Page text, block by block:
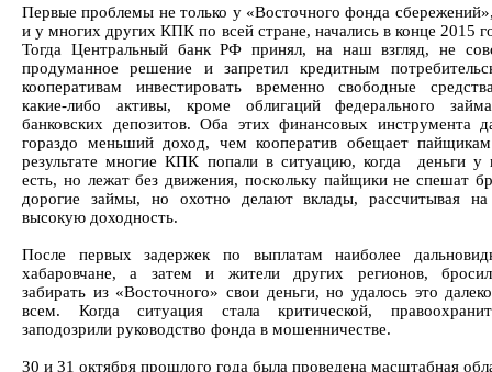
Первые проблемы не только у «Восточного фонда
и у многих других КПК по всей стране, начались в конце 2015
Тогда Центральный банк РФ принял, на наш взгляд, не
продуманное решение и запретил кредитным
кооперативам инвестировать временно свободные
какие-либо активы, кроме облигаций федерального
банковских депозитов. Оба этих финансовых инструмента
гораздо меньший доход, чем кооператив обещает
результате многие КПК попали в ситуацию, когда деньги у
есть, но лежат без движения, поскольку пайщики не спешат
дорогие займы, но охотно делают вклады, рассчитывая
высокую доходность.
После первых задержек по выплатам наиболее
хабаровчане, а затем и жители других регионов,
забирать из «Восточного» свои деньги, но удалось это
всем. Когда ситуация стала критической,
заподозрили руководство фонда в мошенничестве.
30 и 31 октября прошлого года была проведена масштабная